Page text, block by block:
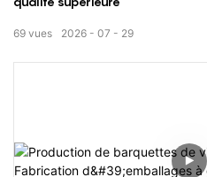
2026 07 29
69 vues